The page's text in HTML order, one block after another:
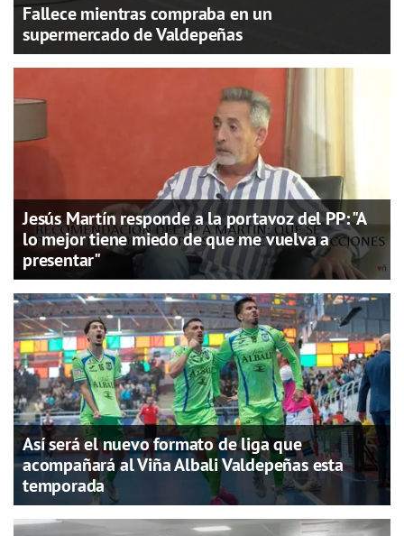
Fallece mientras compraba en un
supermercado de Valdepeñas
Jesús Martín responde a la portavoz del PP: "A
lo mejor tiene miedo de que me vuelva a
presentar"
Así será el nuevo formato de liga que
acompañará al Viña Albali Valdepeñas esta
temporada